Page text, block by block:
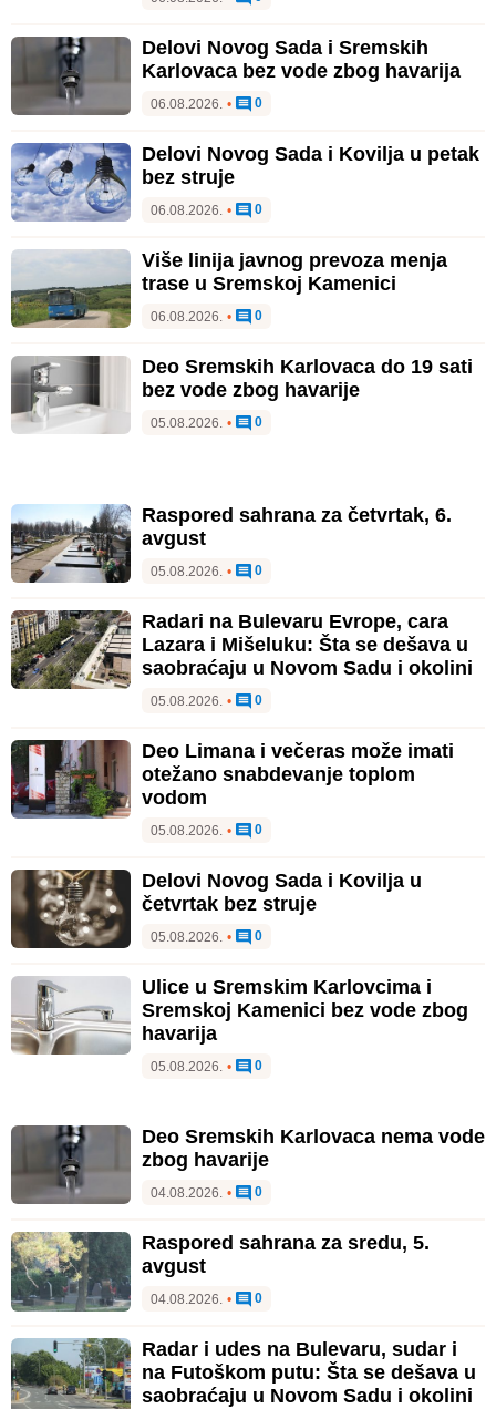
Delovi Novog Sada i Sremskih
Karlovaca bez vode zbog havarija
06.08.2026. • 0
Delovi Novog Sada i Kovilja u petak
bez struje
06.08.2026. • 0
Više linija javnog prevoza menja
trase u Sremskoj Kamenici
06.08.2026. • 0
Deo Sremskih Karlovaca do 19 sati
bez vode zbog havarije
05.08.2026. • 0
Raspored sahrana za četvrtak, 6.
avgust
05.08.2026. • 0
Radari na Bulevaru Evrope, cara
Lazara i Mišeluku: Šta se dešava u
saobraćaju u Novom Sadu i okolini
05.08.2026. • 0
Deo Limana i večeras može imati
otežano snabdevanje toplom
vodom
05.08.2026. • 0
Delovi Novog Sada i Kovilja u
četvrtak bez struje
05.08.2026. • 0
Ulice u Sremskim Karlovcima i
Sremskoj Kamenici bez vode zbog
havarija
05.08.2026. • 0
Deo Sremskih Karlovaca nema vode
zbog havarije
04.08.2026. • 0
Raspored sahrana za sredu, 5.
avgust
04.08.2026. • 0
Radar i udes na Bulevaru, sudar i
na Futoškom putu: Šta se dešava u
saobraćaju u Novom Sadu i okolini